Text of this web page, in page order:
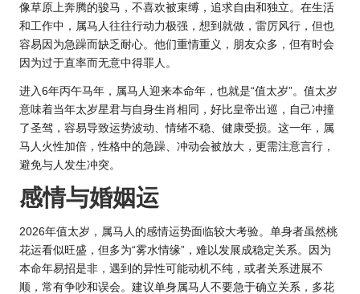
像草原上奔腾的骏马，不喜欢被束缚，追求自由和独立。在生活
和工作中，属马人往往行动力极强，想到就做，雷厉风行，但也
容易因为急躁而缺乏耐心。他们重情重义，朋友众多，但有时会
因为过于直率而无意中得罪人。
进入6年丙午马年，属马人迎来本命年，也就是“值太岁”。值太岁
意味着当年太岁星君与自身生肖相同，好比皇帝出巡，自己冲撞
了圣驾，容易导致运势波动、情绪不稳、健康受损。这一年，属
马人火性加倍，性格中的急躁、冲动会被放大，更需注意言行，
避免与人发生冲突。
感情与婚姻运
2026年值太岁，属马人的感情运势面临较大考验。单身者虽然桃
花运看似旺盛，但多为“雾水情缘”，难以发展成稳定关系。因为
本命年易招是非，遇到的异性可能动机不纯，或者关系进展不
顺，常有争吵和误会。建议单身属马人不要急于确立关系，多花